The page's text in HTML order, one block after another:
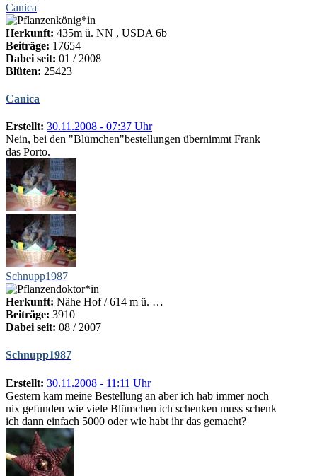
Canica
Herkunft: 435m ü. NN , USDA 6b
Beiträge: 17654
Dabei seit: 01 / 2008
Blüten: 25423
Canica
Erstellt: 30.11.2008 - 07:37 Uhr
Nein, bei den "Blümchen"bestellungen übernimmt Frank
das Porto.
Schnupp1987
Herkunft: Nähe Hof / 614 m ü. …
Beiträge: 3910
Dabei seit: 08 / 2007
Schnupp1987
Erstellt: 30.11.2008 - 11:11 Uhr
Gestern kam meine Bestellung an aber ich hab immer noch
nix gefunden wie viele Blümchen ich schenken muss schenk
ich dann einfach 5000 oder wie habt ihr das gemacht?